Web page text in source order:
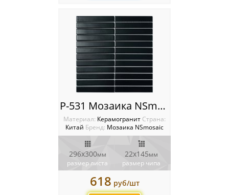
P-531 Мозаика NSmosaic
Материал: Керамогранит Cтрана:
Китай Бренд: Мозаика NSmosaic
296x300мм
размер листа
22x145мм
размер чипа
618 руб/шт